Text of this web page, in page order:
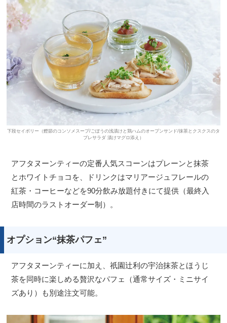
下段セイボリー（鰹節のコンソメスープ/ごぼうの浅漬けと鶏ハムのオープンサンド/抹茶とクスクスのタ
ブレサラダ 漬けマグロ添え）
アフタヌーンティーの定番人気スコーンはプレーンと抹茶
とホワイトチョコを、ドリンクはマリアージュフレールの
紅茶・コーヒーなどを90分飲み放題付きにて提供（最終入
店時間のラストオーダー制）。
オプション“抹茶パフェ”
アフタヌーンティーに加え、祇園辻利の宇治抹茶とほうじ
茶を同時に楽しめる贅沢なパフェ（通常サイズ・ミニサイ
ズあり）も別途注文可能。